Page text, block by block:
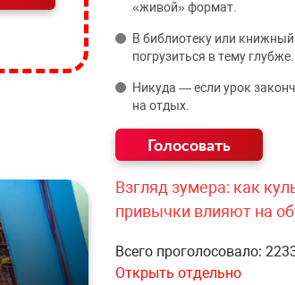
«живой» формат.
В библиотеку или
погрузиться в тему глубже.
Никуда — если урок
на отдых.
Взгляд зумера: как
привычки влияют на
Всего проголосовало:
Открыть отдельно